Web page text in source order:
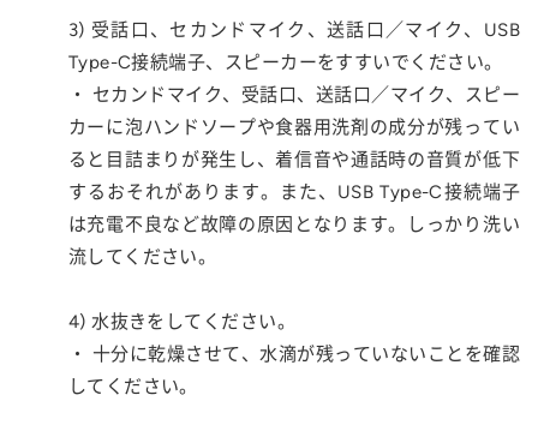
3) 受話口、セカンドマイク、送話口／マイク、USB
Type-C接続端子、スピーカーをすすいでください。
・ セカンドマイク、受話口、送話口／マイク、スピー
カーに泡ハンドソープや食器用洗剤の成分が残ってい
ると目詰まりが発生し、着信音や通話時の音質が低下
するおそれがあります。また、USB Type-C接続端子
は充電不良など故障の原因となります。しっかり洗い
流してください。
4) 水抜きをしてください。
・ 十分に乾燥させて、水滴が残っていないことを確認
してください。